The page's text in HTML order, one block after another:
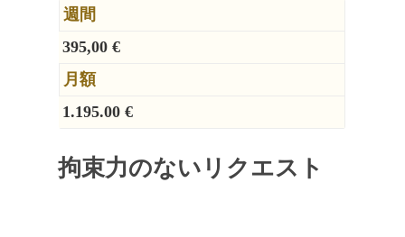
週間
395,00 €
月額
1.195.00 €
拘束力のないリクエスト